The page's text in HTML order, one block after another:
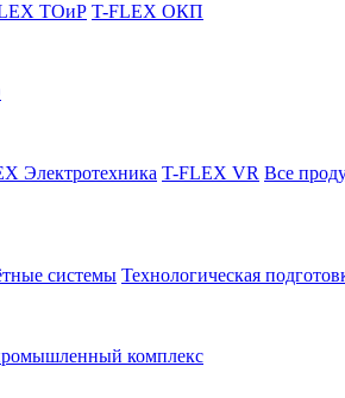
ТОиР T-FLEX ОКП
Электротехника T-FLEX VR Все
системы Технологическая
комплекс